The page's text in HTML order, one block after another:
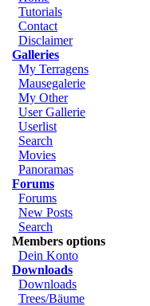
Tutorials
Contact
Disclaimer
Galleries
My Terragens
Mausegalerie
My Other
User Gallerie
Userlist
Search
Movies
Panoramas
Forums
Forums
New Posts
Search
Members options
Dein Konto
Downloads
Downloads
Trees/Bäume